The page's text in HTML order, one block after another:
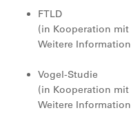
FTLD
(in Kooperation mit
Weitere
Vogel-Studie
(in Kooperation mit
Weitere